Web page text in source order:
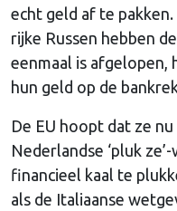
echt geld af te
rijke Russen hebben
eenmaal is afgelopen,
hun geld op de
De EU hoopt dat ze
Nederlandse ‘pluk
financieel kaal te
als de Italiaanse